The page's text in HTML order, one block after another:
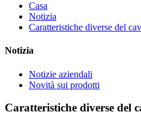
Casa
Notizia
Caratteristiche diverse del
Notizia
Notizie aziendali
Novità sui prodotti
Caratteristiche diverse del